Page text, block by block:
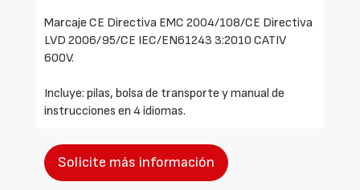
Marcaje CE Directiva EMC 2004/108/CE Directiva
LVD 2006/95/CE IEC/EN61243 3:2010 CATIV
600V.
Incluye: pilas, bolsa de transporte y manual de
instrucciones en 4 idiomas.
Solicite más información